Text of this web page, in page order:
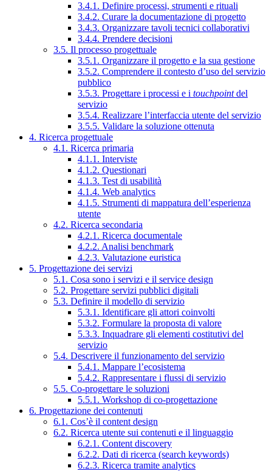
3.4.1. Definire processi, strumenti e rituali
3.4.2. Curare la documentazione di progetto
3.4.3. Organizzare tavoli tecnici collaborativi
3.4.4. Prendere decisioni
3.5. Il processo progettuale
3.5.1. Organizzare il progetto e la sua gestione
3.5.2. Comprendere il contesto d’uso del servizio
pubblico
3.5.3. Progettare i processi e i touchpointdel
servizio
3.5.4. Realizzare l’interfaccia utente del servizio
3.5.5. Validare la soluzione ottenuta
4. Ricerca progettuale
4.1. Ricerca primaria
4.1.1. Interviste
4.1.2. Questionari
4.1.3. Test di usabilità
4.1.4. Web analytics
4.1.5. Strumenti di mappatura dell’esperienza
utente
4.2. Ricerca secondaria
4.2.1. Ricerca documentale
4.2.2. Analisi benchmark
4.2.3. Valutazione euristica
5. Progettazione dei servizi
5.1. Cosa sono i servizi e il service design
5.2. Progettare servizi pubblici digitali
5.3. Definire il modello di servizio
5.3.1. Identificare gli attori coinvolti
5.3.2. Formulare la proposta di valore
5.3.3. Inquadrare gli elementi costitutivi del
servizio
5.4. Descrivere il funzionamento del servizio
5.4.1. Mappare l’ecosistema
5.4.2. Rappresentare i flussi di servizio
5.5. Co-progettare le soluzioni
5.5.1. Workshop di co-progettazione
6. Progettazione dei contenuti
6.1. Cos’è il content design
6.2. Ricerca utente sui contenuti e il linguaggio
6.2.1. Content discovery
6.2.2. Dati di ricerca (search keywords)
6.2.3. Ricerca tramite analytics